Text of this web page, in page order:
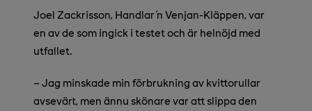
Joel Zackrisson, Handlar´n Venjan-Kläppen, var
en av de som ingick i testet och är helnöjd med
utfallet.
–Jag minskade min förbrukning av kvittorullar
avsevärt, men ännu skönare var att slippa den